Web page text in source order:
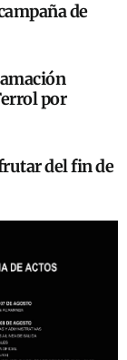
de
por
del fin de